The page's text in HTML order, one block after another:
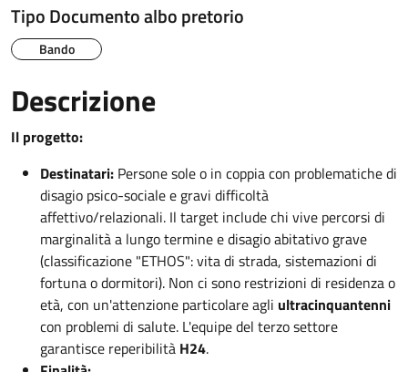
Tipo Documento albo pretorio
Bando
Descrizione
Il progetto:
Destinatari: Persone sole o in coppia con problematiche di
disagio psico-sociale e gravi difficoltà
affettivo/relazionali. Il target include chi vive percorsi di
marginalità a lungo termine e disagio abitativo grave
(classificazione "ETHOS": vita di strada, sistemazioni di
fortuna o dormitori). Non ci sono restrizioni di residenza o
età, con un'attenzione particolare agli ultracinquantenni
con problemi di salute. L'equipe del terzo settore
garantisce reperibilità H24.